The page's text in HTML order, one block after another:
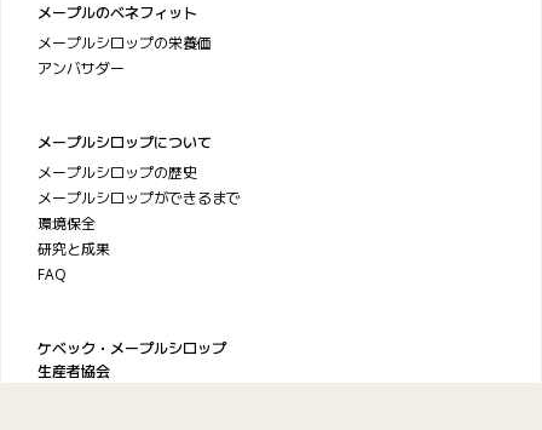
メープルのベネフィット
メープルシロップの栄養価
アンバサダー
メープルシロップについて
メープルシロップの歴史
メープルシロップができるまで
環境保全
研究と成果
FAQ
ケベック・メープルシロップ
生産者協会